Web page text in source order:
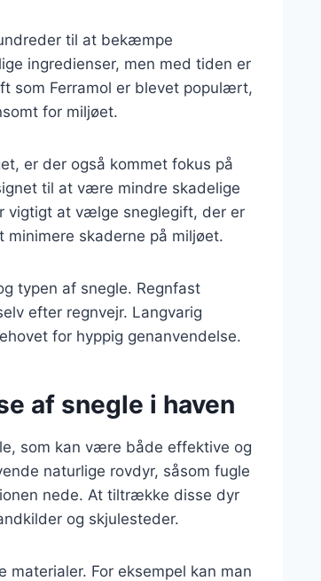
til at bekæmpe
ingredienser, men med tiden er
som Ferramol er blevet populært,
for miljøet.
er der også kommet fokus på
til at være mindre skadelige
vigtigt at vælge sneglegift, der er
minimere skaderne på miljøet.
typen af snegle. Regnfast
efter regnvejr. Langvarig
for hyppig genanvendelse.
af snegle i haven
som kan være både effektive og
naturlige rovdyr, såsom fugle
nede. At tiltrække disse dyr
og skjulesteder.
For eksempel kan man